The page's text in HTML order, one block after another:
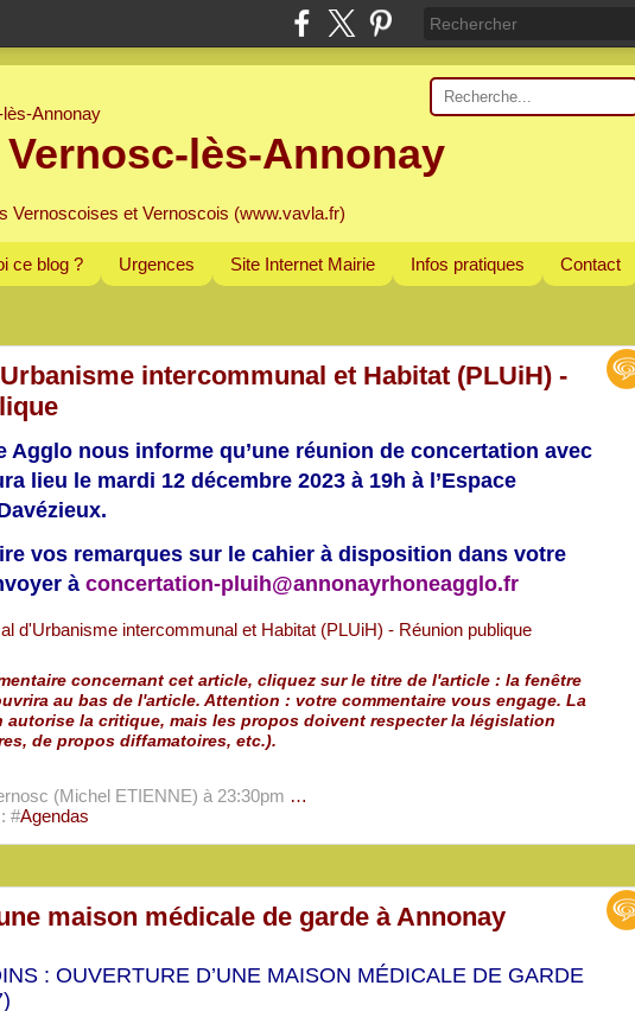
lès-Annonay
Vernoscoises et Vernoscois (www.vavla.fr)
ce blog ? Urgences Site Internet Mairie Infos pratiques Contact
intercommunal et Habitat (PLUiH) -
Agglo nous informe qu’une réunion de concertation avec
lieu le mardi 12 décembre 2023 à 19h à l’Espace
vos remarques sur le cahier à disposition dans votre
à concertation-pluih@annonayrhoneagglo.fr
concernant cet article, cliquez sur le titre de l'article : la fenêtre
au bas de l'article. Attention : votre commentaire vous engage. La
autorise la critique, mais les propos doivent respecter la législation
de propos diffamatoires, etc.).
(Michel ETIENNE) à 23:30pm …
#Agendas
maison médicale de garde à Annonay
: OUVERTURE D’UNE MAISON MÉDICALE DE GARDE